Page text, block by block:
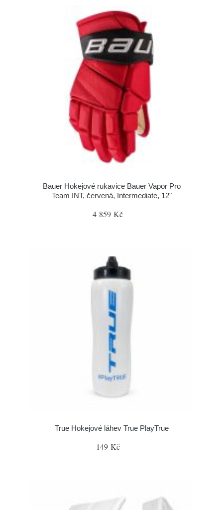
Bauer Hokejové rukavice Bauer Vapor Pro
Team INT, červená, Intermediate, 12"
4 859 Kč
True Hokejové láhev True PlayTrue
149 Kč